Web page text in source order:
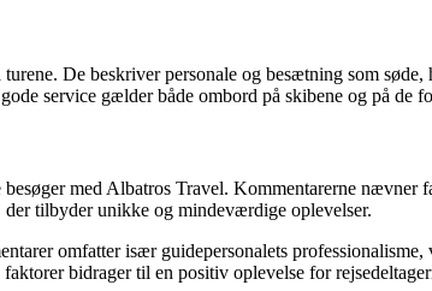
De beskriver personale og besætning som
service gælder både ombord på skibene og på de
med Albatros Travel. Kommentarerne
der tilbyder unikke og mindeværdige oplevelser.
omfatter især guidepersonalets
bidrager til en positiv oplevelse for